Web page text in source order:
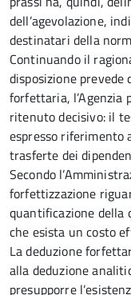
dell’agevolazione,
destinatari della
Continuando il
disposizione
forfettaria, l’Agenzia
ritenuto decisivo: il
espresso riferimento
trasferte dei
Secondo
forfettizzazione
quantificazione della
che esista un costo
La deduzione
alla deduzione
presupporre